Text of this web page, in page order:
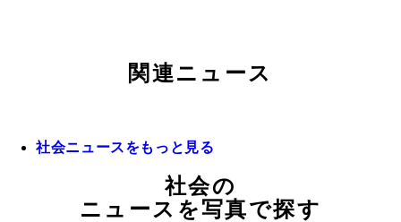
関連ニュース
社会ニュースをもっと見る
社会の
ニュースを写真で探す